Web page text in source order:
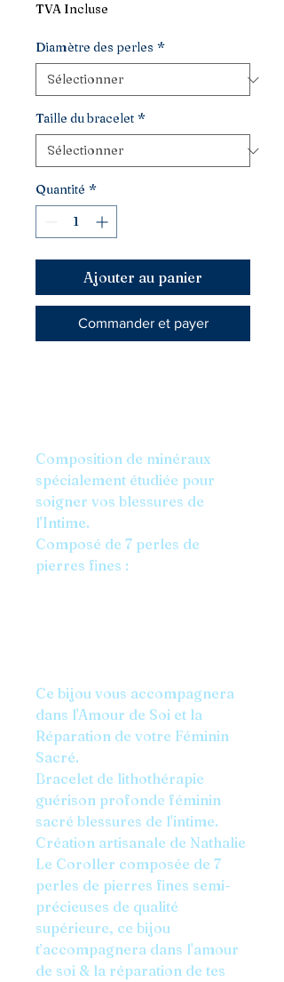
TVA Incluse
Diamètre des perles *
Taille du bracelet *
Quantité *
Ajouter au panier
Commander et payer
Composition de minéraux
spécialement étudiée pour
soigner vos blessures de
l'Intime.
Composé de 7 perles de
pierres fines :
Ce bijou vous accompagnera
dans l'Amour de Soi et la
Réparation de votre Féminin
Sacré.
Bracelet de lithothérapie
guérison profonde féminin
sacré blessures de l'intime.
Création artisanale de Nathalie
Le Coroller composée de 7
perles de pierres fines semi-
précieuses de qualité
supérieure, ce bijou
t’accompagnera dans l'amour
de soi & la réparation de tes